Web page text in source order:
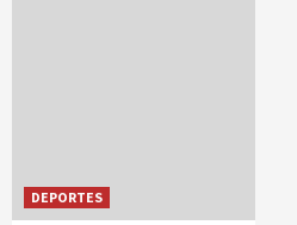
DEPORTES